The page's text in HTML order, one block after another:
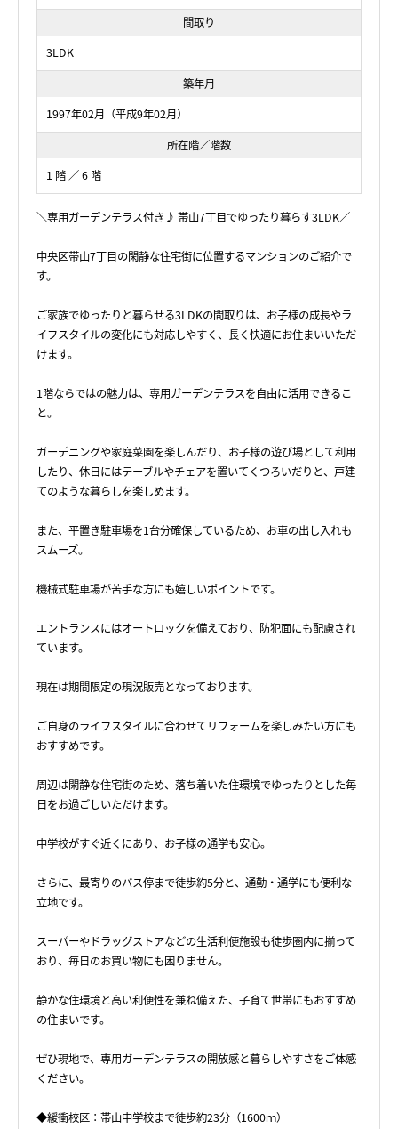
間取り
3LDK
築年月
1997年02月（平成9年02月）
所在階／階数
1 階 ／ 6 階
＼専用ガーデンテラス付き♪ 帯山7丁目でゆったり暮らす3LDK／
中央区帯山7丁目の閑静な住宅街に位置するマンションのご紹介で
す。
ご家族でゆったりと暮らせる3LDKの間取りは、お子様の成長やラ
イフスタイルの変化にも対応しやすく、長く快適にお住まいいただ
けます。
1階ならではの魅力は、専用ガーデンテラスを自由に活用できるこ
と。
ガーデニングや家庭菜園を楽しんだり、お子様の遊び場として利用
したり、休日にはテーブルやチェアを置いてくつろいだりと、戸建
てのような暮らしを楽しめます。
また、平置き駐車場を1台分確保しているため、お車の出し入れも
スムーズ。
機械式駐車場が苦手な方にも嬉しいポイントです。
エントランスにはオートロックを備えており、防犯面にも配慮され
ています。
現在は期間限定の現況販売となっております。
ご自身のライフスタイルに合わせてリフォームを楽しみたい方にも
おすすめです。
周辺は閑静な住宅街のため、落ち着いた住環境でゆったりとした毎
日をお過ごしいただけます。
中学校がすぐ近くにあり、お子様の通学も安心。
さらに、最寄りのバス停まで徒歩約5分と、通勤・通学にも便利な
立地です。
スーパーやドラッグストアなどの生活利便施設も徒歩圏内に揃って
おり、毎日のお買い物にも困りません。
静かな住環境と高い利便性を兼ね備えた、子育て世帯にもおすすめ
の住まいです。
ぜひ現地で、専用ガーデンテラスの開放感と暮らしやすさをご体感
ください。
◆緩衝校区：帯山中学校まで徒歩約23分（1600ｍ）